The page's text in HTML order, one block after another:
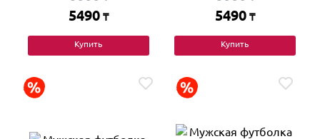
5490 ₸
Купить
5490 ₸
Купить